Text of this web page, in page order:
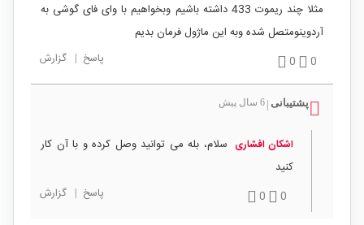
مثلا چند ریموت 433 داشته باشیم وبخواهیم با وای فای گوشی به
آردوینومتصل شده وبه این ماژول فرمان بدیم
0
0 پاسخ | گزارش
پشتیبانی 6 سال پیش
اشکان افشاری سلام، بله می توانید وصل کرده و با آن کار
کنید
0
0 پاسخ | گزارش